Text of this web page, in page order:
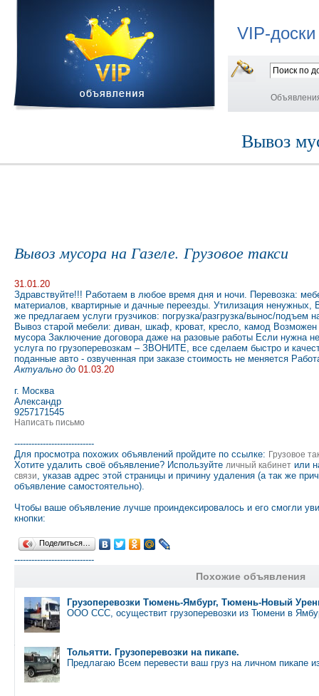
VIP-
Вывоз
Вывоз мусора на Газеле. Грузовое такси
31.01.20
Здравствуйте!!! Работаем в любое время дня и ночи. Перевозка:
материалов, квартирные и дачные переезды. Утилизация ненужных,
же предлагаем услуги грузчиков: погрузка/разгрузка/вынос/подъем
Вывоз старой мебели: диван, шкаф, кроват, кресло, камод
мусора Заключение договора даже на разовые работы Если нужна
услуга по грузоперевозкам – ЗВОНИТЕ, все сделаем быстро и
поданные авто - озвученная при заказе стоимость не меняется
Актуально до 01.03.20
г. Москва
Александр
9257171545
Написать письмо
----------------------------
Для просмотра похожих объявлений пройдите по ссылке: Грузовое
Хотите удалить своё объявление? Используйте личный кабинет или
связи, указав адрес этой страницы и причину удаления (а так же
объявление самостоятельно).
Чтобы ваше объявление лучше проиндексировалось и его смогли
кнопки:
Поделиться…
----------------------------
Похожие объявления
Грузоперевозки Тюмень-Ямбург, Тюмень-Новый
ООО ССС, осуществит грузоперевозки из Тюмени в
Тольятти. Грузоперевозки на пикапе.
Предлагаю Всем перевести ваш груз на личном пикапе